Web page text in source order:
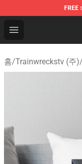
FREE
Open menu
Trainwreckstv
홈/Trainwreckstv (주)/